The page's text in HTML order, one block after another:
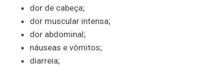
dor de cabeça;
dor muscular intensa;
dor abdominal;
náuseas e vômitos;
diarreia;